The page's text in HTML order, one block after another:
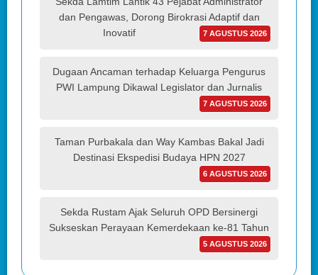
dan Pengawas, Dorong Birokrasi Adaptif dan
Inovatif
7 AGUSTUS 2026
Dugaan Ancaman terhadap Keluarga Pengurus
PWI Lampung Dikawal Legislator dan Jurnalis
7 AGUSTUS 2026
Taman Purbakala dan Way Kambas Bakal Jadi
Destinasi Ekspedisi Budaya HPN 2027
6 AGUSTUS 2026
Sekda Rustam Ajak Seluruh OPD Bersinergi
Sukseskan Perayaan Kemerdekaan ke-81 Tahun
5 AGUSTUS 2026